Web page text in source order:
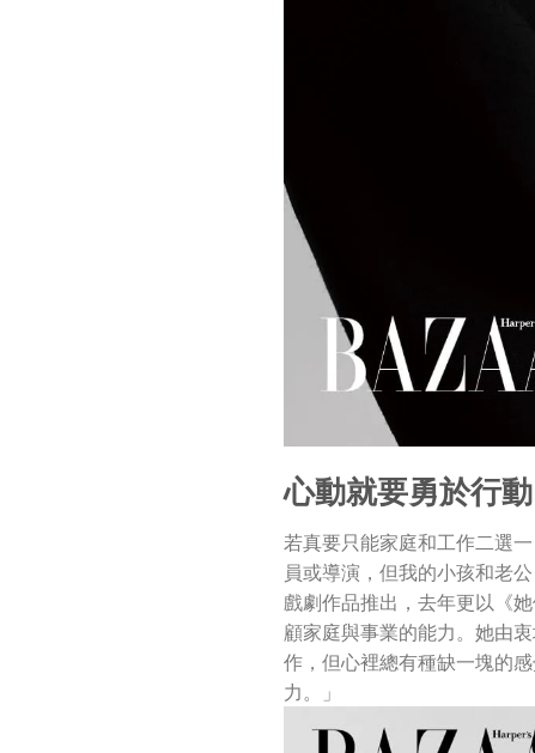
心動就要勇於行動
若真要只能家庭和工作二選
員或導演，但我的小孩和老
戲劇作品推出，去年更以《
顧家庭與事業的能力。她由
作，但心裡總有種缺一塊的
力。」